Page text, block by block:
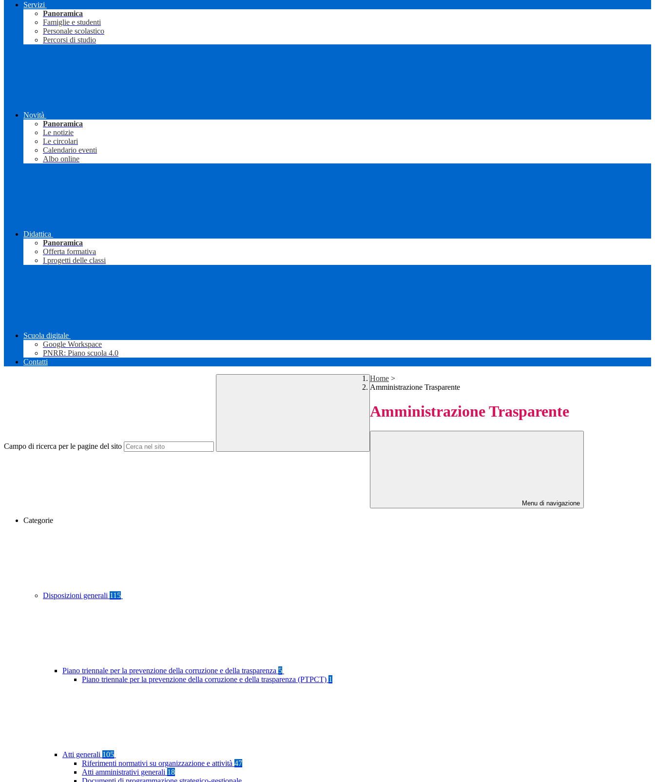
Servizi
Panoramica
Famiglie e studenti
Personale scolastico
Percorsi di studio
Novità
Panoramica
Le notizie
Le circolari
Calendario eventi
Albo online
Didattica
Panoramica
Offerta formativa
I progetti delle classi
Scuola digitale
Google Workspace
PNRR: Piano scuola 4.0
Contatti
Campo di ricerca per le pagine del sito
Home >
Amministrazione Trasparente
Amministrazione Trasparente
Menu di navigazione
Categorie
Disposizioni generali 115
Piano triennale per la prevenzione della corruzione e della trasparenza 5
Piano triennale per la prevenzione della corruzione e della trasparenza (PTPCT) 1
Atti generali 105
Riferimenti normativi su organizzazione e attività 47
Atti amministrativi generali 18